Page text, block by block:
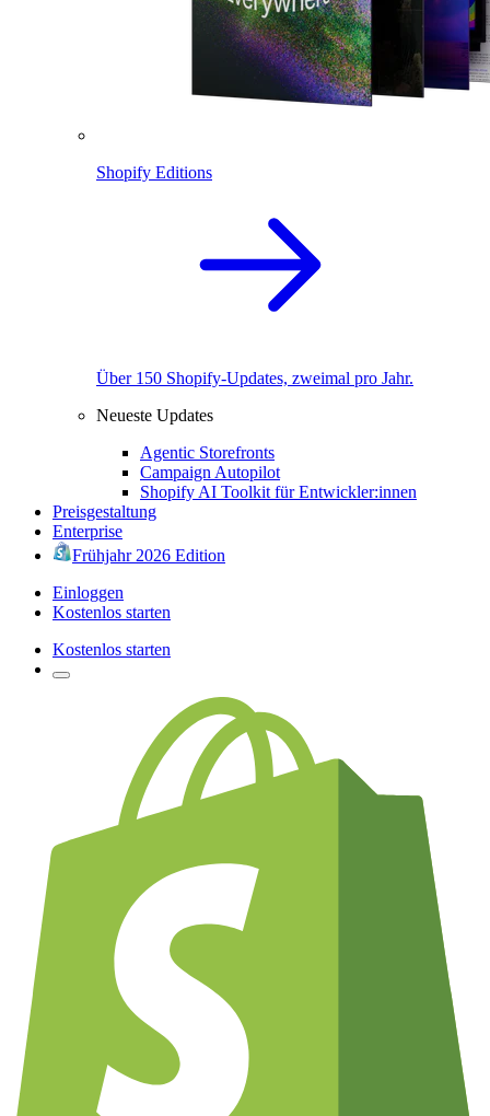
Shopify Editions
Über 150 Shopify-Updates, zweimal pro Jahr.
Neueste Updates
Agentic Storefronts
Campaign Autopilot
Shopify AI Toolkit für Entwickler:innen
Preisgestaltung
Enterprise
Frühjahr 2026 Edition
Einloggen
Kostenlos starten
Kostenlos starten